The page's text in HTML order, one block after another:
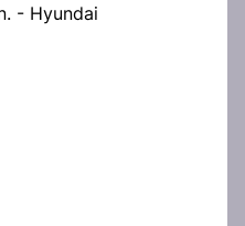
- Hyundai